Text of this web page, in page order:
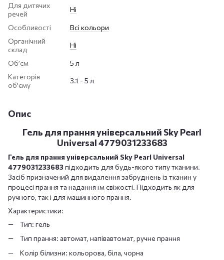
Для дитячих
речей
Ні
Особливості
Всі кольори
Органічний
склад
Ні
Обʼєм
5 л
Категорія
об'єму
3.1 - 5 л
Опис
Гель для прання універсальний Sky Pearl
Universal 4779031233683
Гель для прання універсальний Sky Pearl Universal
4779031233683 підходить для будь-якого типу тканини.
Засіб призначений для видалення забруднень із тканин у
процесі прання та надання їм свіжості. Підходить як для
ручного, так і для машинного прання.
Характеристики:
Тип: гель
Тип прання: автомат, напівавтомат, ручне прання
Колір білизни: кольорова, біла, чорна